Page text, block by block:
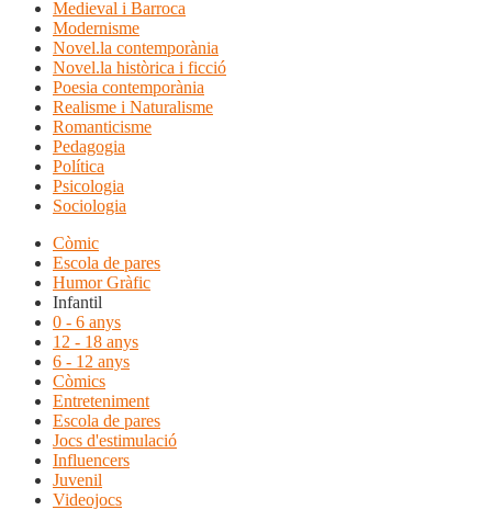
Medieval i Barroca
Modernisme
Novel.la contemporània
Novel.la històrica i ficció
Poesia contemporània
Realisme i Naturalisme
Romanticisme
Pedagogia
Política
Psicologia
Sociologia
Còmic
Escola de pares
Humor Gràfic
Infantil
0 - 6 anys
12 - 18 anys
6 - 12 anys
Còmics
Entreteniment
Escola de pares
Jocs d'estimulació
Influencers
Juvenil
Videojocs